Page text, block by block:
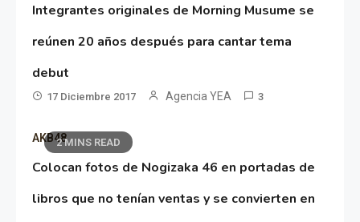
Integrantes originales de Morning Musume se
reúnen 20 años después para cantar tema
debut
17 Diciembre 2017 Agencia YEA 3
2 MINS READ
AKB48
Colocan fotos de Nogizaka 46 en portadas de
libros que no tenían ventas y se convierten en